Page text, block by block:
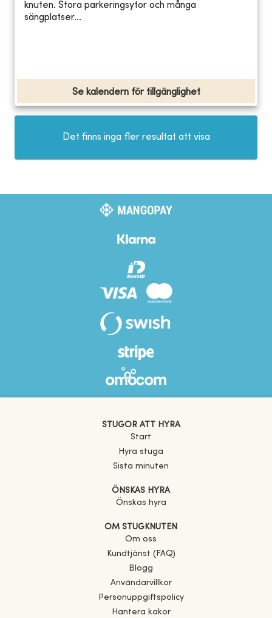
knuten. Stora parkeringsytor och många
sängplatser...
Se kalendern för tillgänglighet
Det finns inga fler resultat att visa
STUGOR ATT HYRA
Start
Hyra stuga
Sista minuten
ÖNSKAS HYRA
Önskas hyra
OM STUGKNUTEN
Om oss
Kundtjänst (FAQ)
Blogg
Användarvillkor
Personuppgiftspolicy
Hantera kakor